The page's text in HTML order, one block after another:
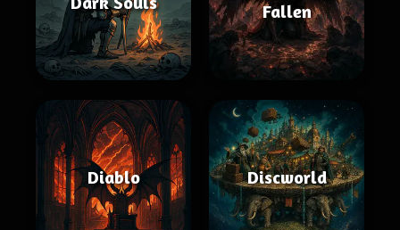
Fallen
Diablo Discworld